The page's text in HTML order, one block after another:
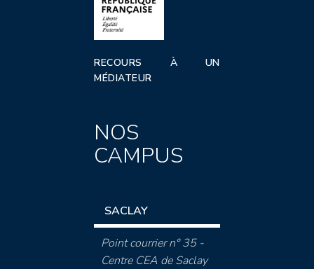
RECOURS À UN
MÉDIATEUR
NOS
CAMPUS
SACLAY
Point courrier n° 35 -
Centre CEA de Saclay